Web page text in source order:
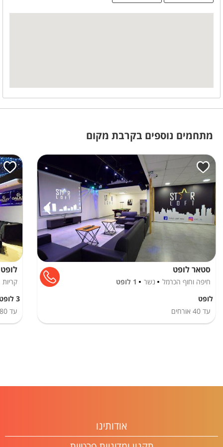
מכבדים שוברי מילואים
מבודדת
מתחמים נוספים בקרבת מקום
סטאר לופט
חיפה וחוף הכרמל נשר
1 לופט
לופט
עד 40 אורחים
קריות
3 לופטים
עד
אודותינו